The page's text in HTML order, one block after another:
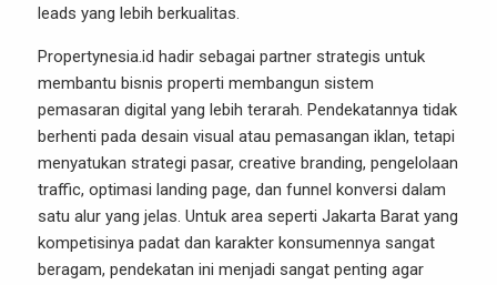
leads yang lebih berkualitas.
Propertynesia.id hadir sebagai partner strategis untuk
membantu bisnis properti membangun sistem
pemasaran digital yang lebih terarah. Pendekatannya tidak
berhenti pada desain visual atau pemasangan iklan, tetapi
menyatukan strategi pasar, creative branding, pengelolaan
traffic, optimasi landing page, dan funnel konversi dalam
satu alur yang jelas. Untuk area seperti Jakarta Barat yang
kompetisinya padat dan karakter konsumennya sangat
beragam, pendekatan ini menjadi sangat penting agar